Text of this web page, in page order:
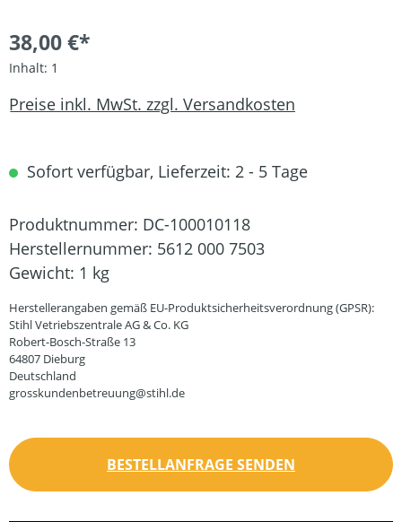
38,00 €*
Inhalt: 1
Preise inkl. MwSt. zzgl. Versandkosten
Sofort verfügbar, Lieferzeit: 2 - 5 Tage
Produktnummer: DC-100010118
Herstellernummer: 5612 000 7503
Gewicht: 1 kg
Herstellerangaben gemäß EU-Produktsicherheitsverordnung (GPSR):
Stihl Vetriebszentrale AG & Co. KG
Robert-Bosch-Straße 13
64807 Dieburg
Deutschland
grosskundenbetreuung@stihl.de
BESTELLANFRAGE SENDEN